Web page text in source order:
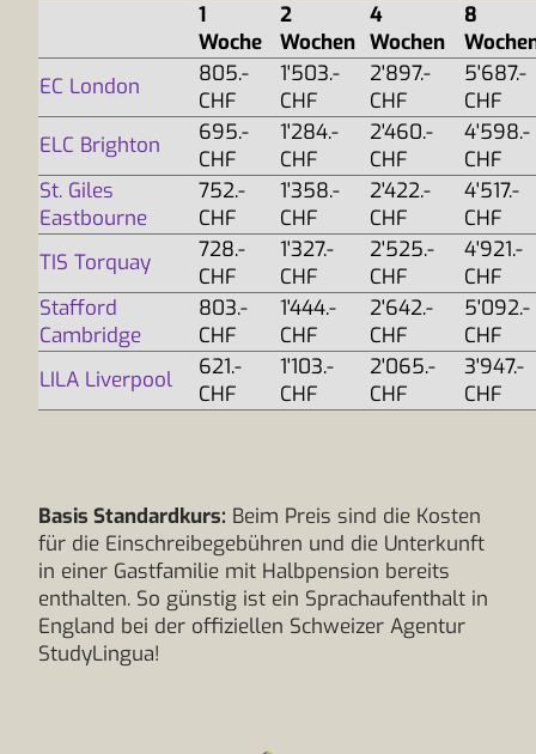
1
Woche
2
Wochen
4
Wochen
8
EC London
805.-
CHF
1'503.-
CHF
2'897.-
CHF
5'687.-
CHF
ELC Brighton
695.-
CHF
1'284.-
CHF
2'460.-
CHF
4'598.-
CHF
St. Giles
Eastbourne
752.-
CHF
1'358.-
CHF
2'422.-
CHF
4'517.-
CHF
TIS Torquay
728.-
CHF
1'327.-
CHF
2'525.-
CHF
4'921.-
CHF
Stafford
Cambridge
803.-
CHF
1'444.-
CHF
2'642.-
CHF
5'092.-
CHF
LILA Liverpool
621.-
CHF
1'103.-
CHF
2'065.-
CHF
3'947.-
CHF
Basis Standardkurs: Beim Preis sind die Kosten
für die Einschreibegebühren und die Unterkunft
in einer Gastfamilie mit Halbpension bereits
enthalten. So günstig ist ein Sprachaufenthalt in
England bei der offiziellen Schweizer Agentur
StudyLingua!